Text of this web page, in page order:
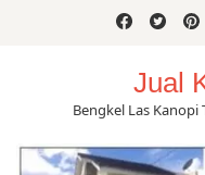
Jual
Bengkel Las Kanopi